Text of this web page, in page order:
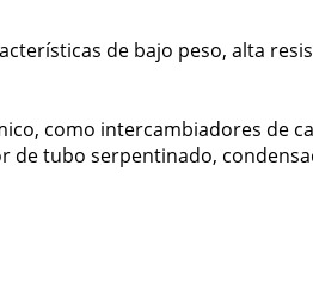
de bajo peso, alta
como intercambiadores de
de tubo serpentinado,